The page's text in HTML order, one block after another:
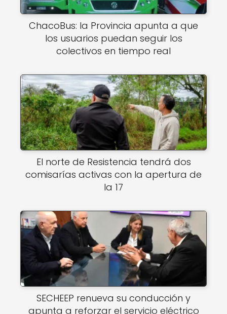
ChacoBus: la Provincia apunta a que
los usuarios puedan seguir los
colectivos en tiempo real
El norte de Resistencia tendrá dos
comisarías activas con la apertura de
la 17
SECHEEP renueva su conducción y
apunta a reforzar el servicio eléctrico